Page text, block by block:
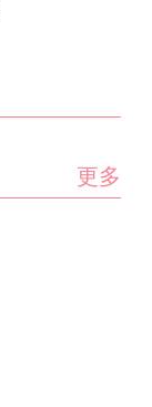
更多